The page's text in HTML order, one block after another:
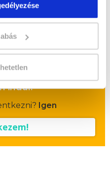
Pénztárgép helyes
időpontban
indul!
Igen